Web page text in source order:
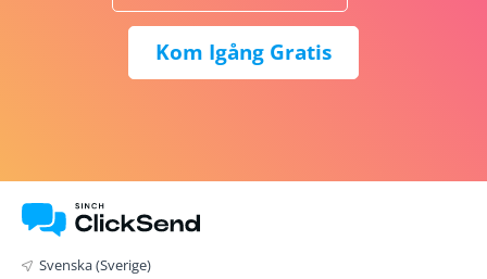
Kom Igång Gratis
Svenska (Sverige)